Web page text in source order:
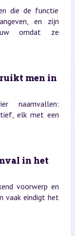
die de functie
en zijn
omdat ze
men in
naamvallen:
elk met een
in het
voorwerp en
vaak eindigt het